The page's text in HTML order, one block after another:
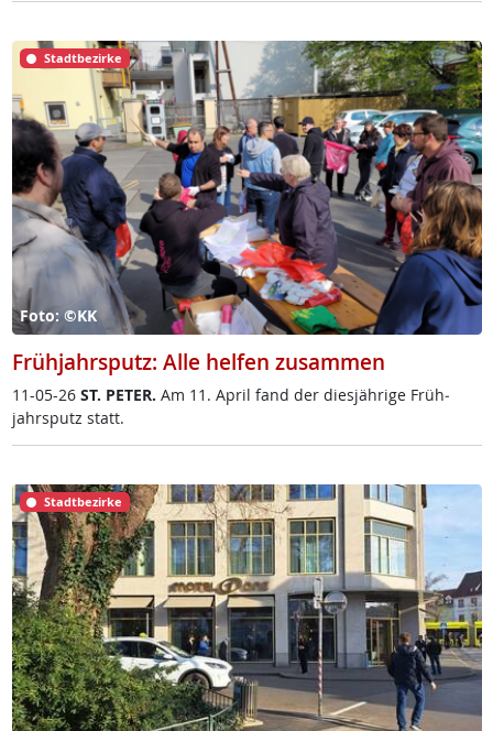
Stadtbezirke
Foto: ©KK
Frühjahrsputz: Alle helfen zusammen
11-05-26 ST. PE­TER. Am 11. April fand der dies­jäh­ri­ge Früh­
jahrs­putz statt.
Stadtbezirke